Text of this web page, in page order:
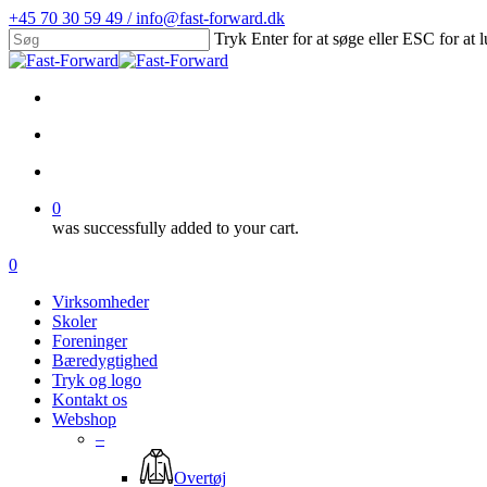
Skip
to
main
+45 70 30 59 49 / info@fast-forward.dk
Tryk Enter for at søge eller ESC for at
Close
0
was successfully added to your cart.
Menu
search
account
0
Virksomheder
Skoler
Foreninger
Bæredygtighed
Tryk og logo
Kontakt os
Webshop
–
Overtøj